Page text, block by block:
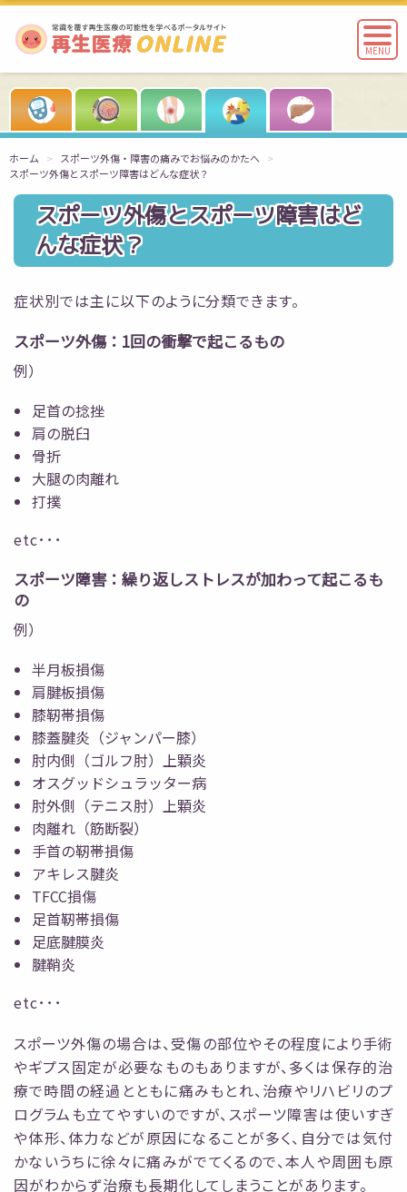
MENU
ホーム
スポーツ外傷・障害の痛みでお悩みのかたへ
スポーツ外傷とスポーツ障害はどんな症状？
スポーツ外傷とスポーツ障害はど
んな症状？
症状別では主に以下のように分類できます。
スポーツ外傷：1回の衝撃で起こるもの
例）
足首の捻挫
肩の脱臼
骨折
大腿の肉離れ
打撲
etc･･･
スポーツ障害：繰り返しストレスが加わって起こるも
の
例）
半月板損傷
肩腱板損傷
膝靭帯損傷
膝蓋腱炎（ジャンパー膝）
肘内側（ゴルフ肘）上顆炎
オスグッドシュラッター病
肘外側（テニス肘）上顆炎
肉離れ（筋断裂）
手首の靭帯損傷
アキレス腱炎
TFCC損傷
足首靭帯損傷
足底腱膜炎
腱鞘炎
etc･･･
スポーツ外傷の場合は、受傷の部位やその程度により手術
やギプス固定が必要なものもありますが、多くは保存的治
療で時間の経過とともに痛みもとれ、治療やリハビリのプ
ログラムも立てやすいのですが、スポーツ障害は使いすぎ
や体形、体力などが原因になることが多く、自分では気付
かないうちに徐々に痛みがでてくるので、本人や周囲も原
因がわからず治療も長期化してしまうことがあります。